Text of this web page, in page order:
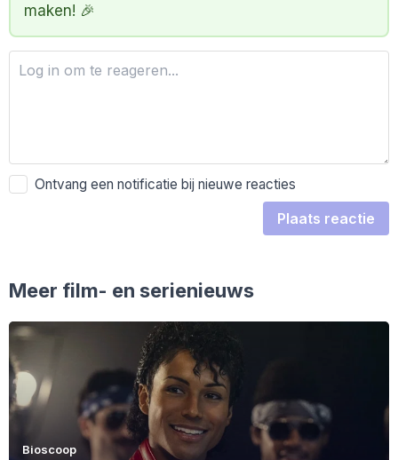
maken! 🎉
Ontvang een notificatie bij nieuwe reacties
Plaats reactie
Meer film- en serienieuws
Bioscoop